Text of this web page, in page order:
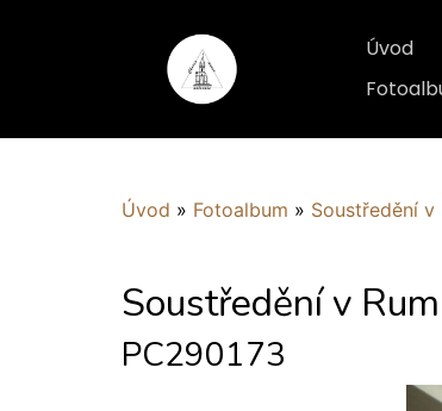
Úvod
Úvod » Fotoalbum » Soustředění v
Soustředění v
PC290173